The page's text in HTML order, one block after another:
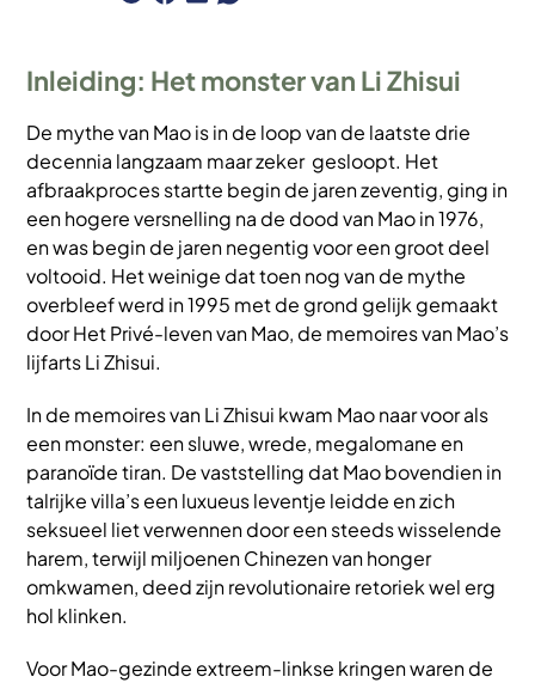
Inleiding: Het monster van Li Zhisui
De mythe van Mao is in de loop van de laatste drie
decennia langzaam maar zeker gesloopt. Het
afbraakproces startte begin de jaren zeventig, ging in
een hogere versnelling na de dood van Mao in 1976,
en was begin de jaren negentig voor een groot deel
voltooid. Het weinige dat toen nog van de mythe
overbleef werd in 1995 met de grond gelijk gemaakt
door Het Privé-leven van Mao, de memoires van Mao’s
lijfarts Li Zhisui.
In de memoires van Li Zhisui kwam Mao naar voor als
een monster: een sluwe, wrede, megalomane en
paranoïde tiran. De vaststelling dat Mao bovendien in
talrijke villa’s een luxueus leventje leidde en zich
seksueel liet verwennen door een steeds wisselende
harem, terwijl miljoenen Chinezen van honger
omkwamen, deed zijn revolutionaire retoriek wel erg
hol klinken.
Voor Mao-gezinde extreem-linkse kringen waren de